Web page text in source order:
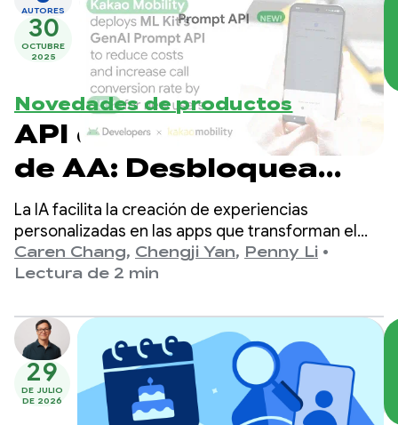
AUTORES
30
OCTUBRE
2025
Novedades de productos
API de Prompt del Kit
de AA: Desbloquea
experiencias
personalizadas de
Gemini Nano
dispositivo
La IA facilita la creación de experiencias
personalizadas en las apps que transforman el
contenido al formato adecuado para los usuarios.
Anteriormente, permitimos que los
través de las APIs de IA generativa de ML Kit
diseñadas para casos de uso específicos, como el
resumen y la descripción de imágenes.
Caren Chang, Chengji Yan, Penny Li •
Lectura de 2 min
29
DE JULIO
DE 2026